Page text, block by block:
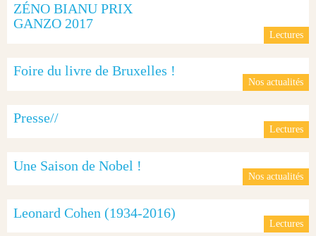
Lectures
ZÉNO BIANU PRIX
GANZO 2017
Nos actualités
Foire du livre de Bruxelles !
Lectures
Presse//
Nos actualités
Une Saison de Nobel !
Lectures
Leonard Cohen (1934-2016)